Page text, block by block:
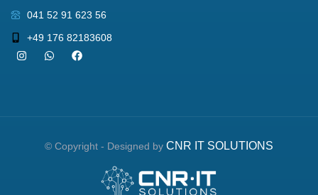
041 52 91 623 56
+49 176 82183608
© Copyright - Designed by CNR IT SOLUTIONS